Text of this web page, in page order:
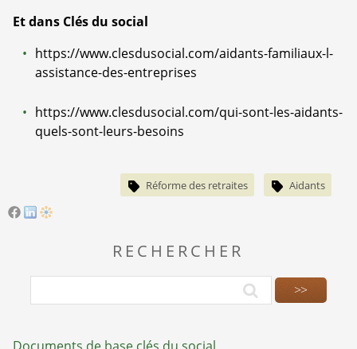
Et dans Clés du social
https://www.clesdusocial.com/aidants-familiaux-l-
assistance-des-entreprises
https://www.clesdusocial.com/qui-sont-les-aidants-
quels-sont-leurs-besoins
Réforme des retraites Aidants
RECHERCHER